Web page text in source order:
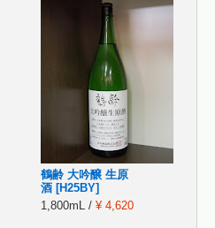
鶴齢 大吟醸 生原
酒 [H25BY]
1,800mL / ¥ 4,620